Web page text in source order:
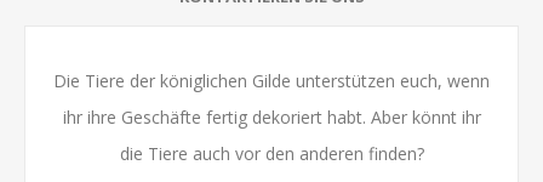
Die Tiere der königlichen Gilde unterstützen euch, wenn
ihr ihre Geschäfte fertig dekoriert habt. Aber könnt ihr
die Tiere auch vor den anderen finden?